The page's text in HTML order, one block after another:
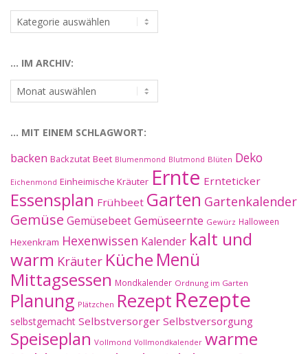
…
nach
… IM ARCHIV:
…
im
… MIT EINEM SCHLAGWORT:
backen Backzutat Beet Blumenmond Blutmond Blüten Deko
Eichenmond Einheimische Kräuter Ernte Ernteticker
Essensplan Frühbeet Garten Gartenkalender
Gemüse GemüsebeetGemüseernte Gewürz Halloween
Hexenkram Hexenwissen Kalender kalt und
warm Kräuter Küche Menü
Mittagsessen Mondkalender Ordnung im Garten
Planung Plätzchen Rezept Rezepte
selbstgemacht Selbstversorger Selbstversorgung
Speiseplan Vollmond Vollmondkalender warme